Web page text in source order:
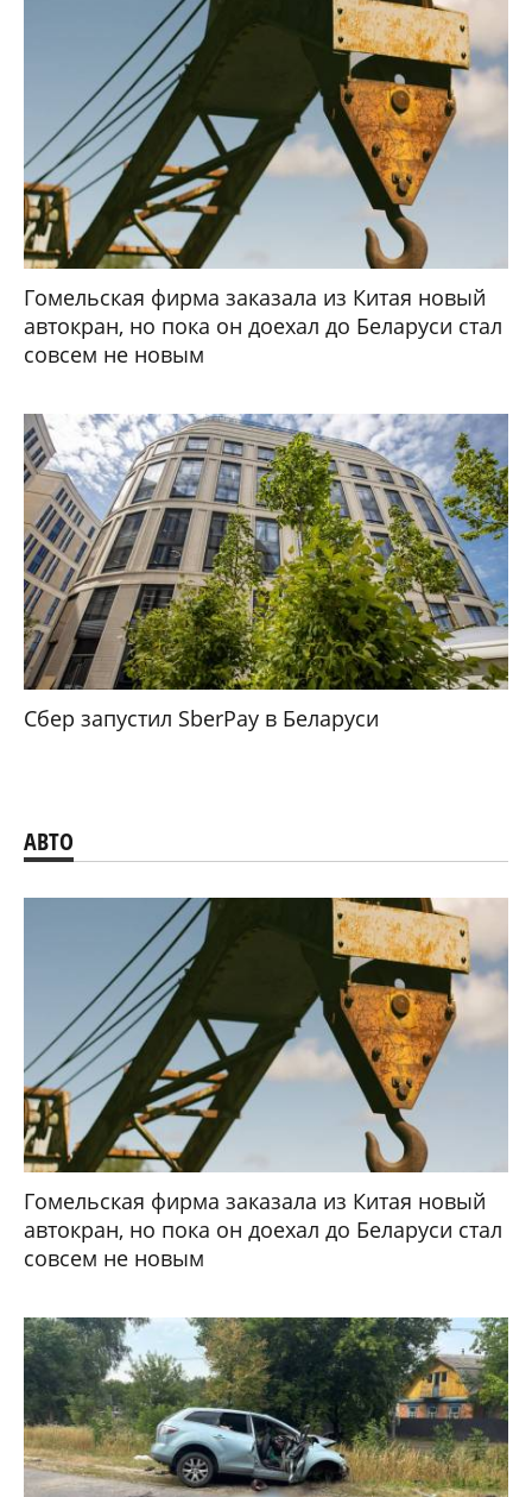
Гомельская фирма заказала из Китая новый
автокран, но пока он доехал до Беларуси стал
совсем не новым
Сбер запустил SberPay в Беларуси
АВТО
Гомельская фирма заказала из Китая новый
автокран, но пока он доехал до Беларуси стал
совсем не новым